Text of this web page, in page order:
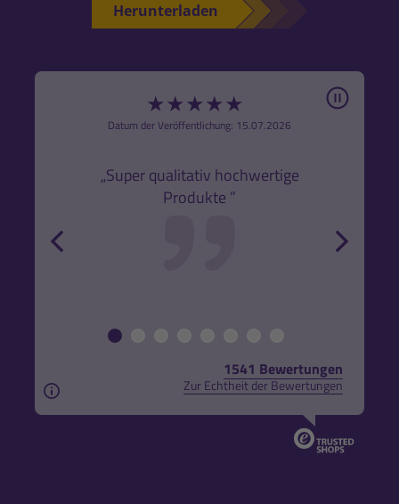
Herunterladen
★★★★★
Datum der Veröffentlichung: 15.07.2026
„Super qualitativ hochwertige
Produkte ”
Pause
1541 Bewertungen
Zur Echtheit der Bewertungen
Aus rechtlichen Gründen weisen wir darauf hin,